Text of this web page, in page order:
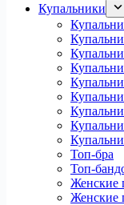
Купальники
Топ-бра
Топ-
Женские
Женские